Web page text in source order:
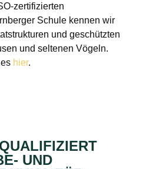
zertifizierten
Schule kennen wir
und geschützten
und seltenen Vögeln.
hier.
UND